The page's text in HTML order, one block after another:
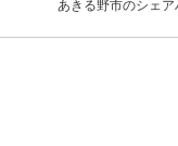
あきる野市のシェ